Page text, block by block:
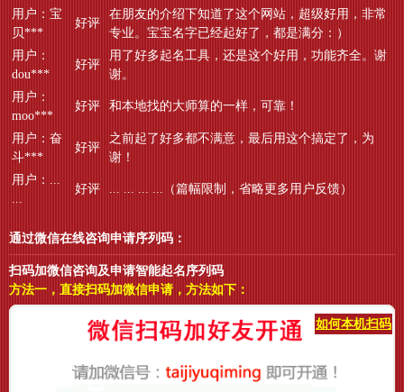
用户：宝
贝***
好评
在朋友的介绍下知道了这个网站，超级好用，非常
专业。宝宝名字已经起好了，都是满分：）
用户：
dou***
好评
用了好多起名工具，还是这个好用，功能齐全。谢
谢。
用户：
moo***
好评 和本地找的大师算的一样，可靠！
用户：奋
斗***
好评
之前起了好多都不满意，最后用这个搞定了，为
谢！
用户：...
...
好评 ... ... ... ...（篇幅限制，省略更多用户反馈）
通过微信在线咨询申请序列码：
扫码加微信咨询及申请智能起名序列码
方法一，直接扫码加微信申请，方法如下：
如何本机扫码